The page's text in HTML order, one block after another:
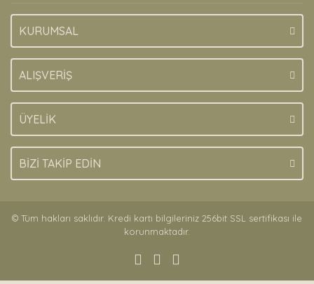
KURUMSAL
ALIŞVERİŞ
ÜYELİK
BİZİ TAKİP EDİN
© Tüm hakları saklıdır. Kredi kartı bilgileriniz 256bit SSL sertifikası ile
korunmaktadır.